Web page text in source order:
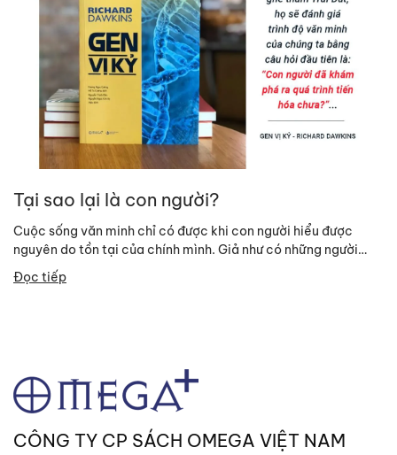
Tại sao lại là con người?
Cuộc sống văn minh chỉ có được khi con người hiểu được
nguyên do tồn tại của chính mình. Giả như có những người
ngoài hành...
Đọc tiếp
CÔNG TY CP SÁCH OMEGA VIỆT NAM